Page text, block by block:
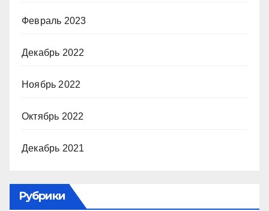
Февраль 2023
Декабрь 2022
Ноябрь 2022
Октябрь 2022
Декабрь 2021
Рубрики